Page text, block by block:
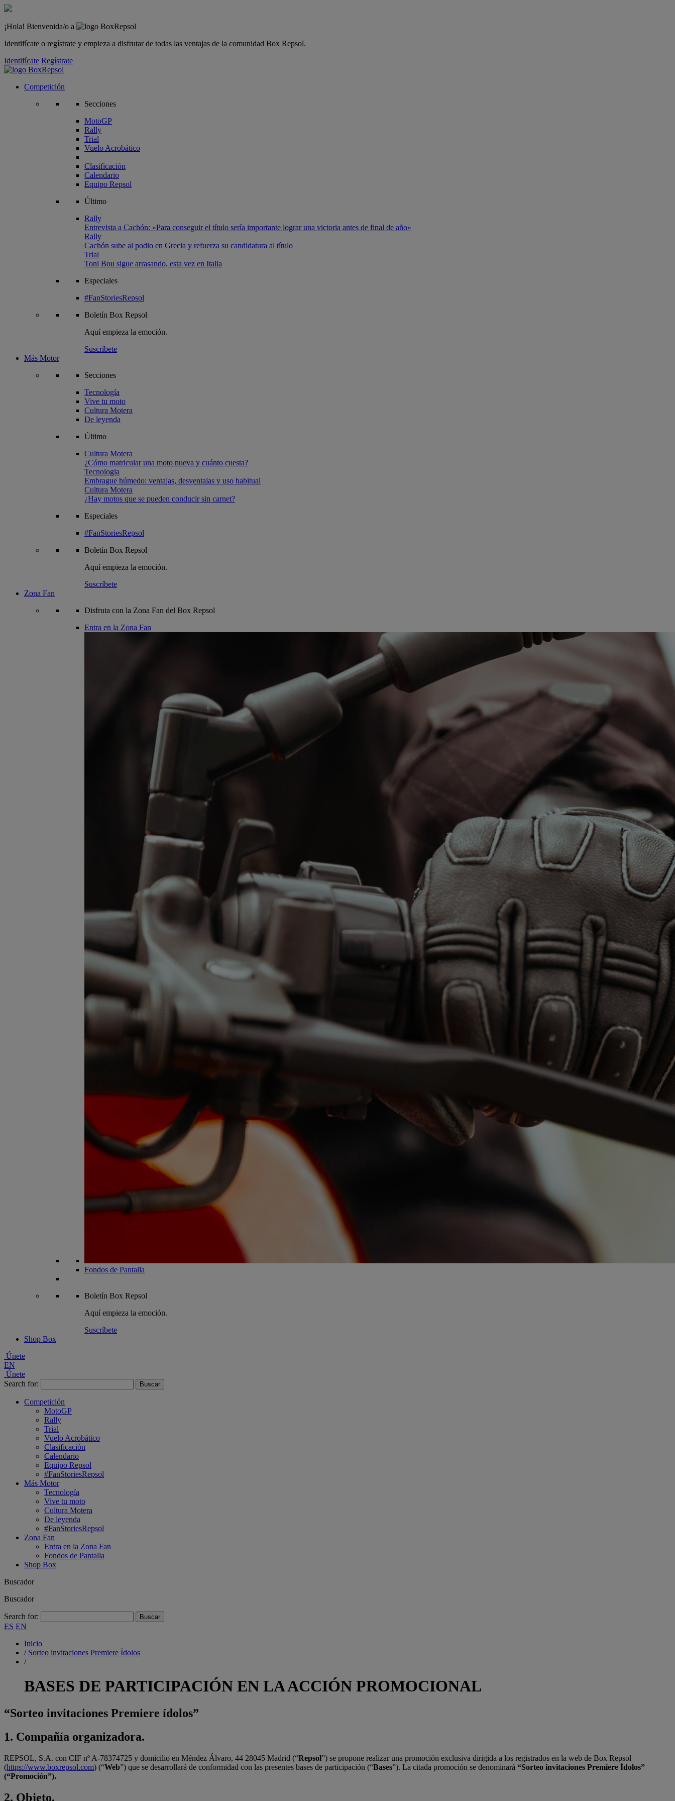
¡Hola! Bienvenida/o a
Identifícate o regístrate y empieza a disfrutar de todas las ventajas de la comunidad Box Repsol.
Identifícate Regístrate
Competición
Secciones
MotoGP
Rally
Trial
Vuelo Acrobático
Clasificación
Calendario
Equipo Repsol
Último
Rally
Entrevista a Cachón: «Para conseguir el título sería importante lograr una victoria antes de final de año»
Rally
Cachón sube al podio en Grecia y refuerza su candidatura al título
Trial
Toni Bou sigue arrasando, esta vez en Italia
Especiales
#FanStoriesRepsol
Boletín Box Repsol
Aquí empieza la emoción.
Suscríbete
Más Motor
Secciones
Tecnología
Vive tu moto
Cultura Motera
De leyenda
Último
Cultura Motera
¿Cómo matricular una moto nueva y cuánto cuesta?
Tecnologia
Embrague húmedo: ventajas, desventajas y uso habitual
Cultura Motera
¿Hay motos que se pueden conducir sin carnet?
Especiales
#FanStoriesRepsol
Boletín Box Repsol
Aquí empieza la emoción.
Suscríbete
Zona Fan
Disfruta con la Zona Fan del Box Repsol
Entra en la Zona Fan
Fondos de Pantalla
Boletín Box Repsol
Aquí empieza la emoción.
Suscríbete
Shop Box
Únete
EN
Únete
Search for:
Competición
MotoGP
Rally
Trial
Vuelo Acrobático
Clasificación
Calendario
Equipo Repsol
#FanStoriesRepsol
Más Motor
Tecnología
Vive tu moto
Cultura Motera
De leyenda
#FanStoriesRepsol
Zona Fan
Entra en la Zona Fan
Fondos de Pantalla
Shop Box
Buscador
Buscador
Search for:
ES EN
Inicio
/ Sorteo invitaciones Premiere Ídolos
/
BASES DE PARTICIPACIÓN EN LA ACCIÓN PROMOCIONAL
“Sorteo invitaciones Premiere ídolos”
1. Compañía organizadora.
REPSOL, S.A. con CIF nº A-78374725 y domicilio en Méndez Álvaro, 44 28045 Madrid (“Repsol”) se propone realizar una promoción exclusiva dirigida a los registrados en la web de Box Repsol
(https://www.boxrepsol.com) (“Web”) que se desarrollará de conformidad con las presentes bases de participación (“Bases”). La citada promoción se denominará “Sorteo invitaciones Premiere Ídolos”
(“Promoción”).
2. Objeto.